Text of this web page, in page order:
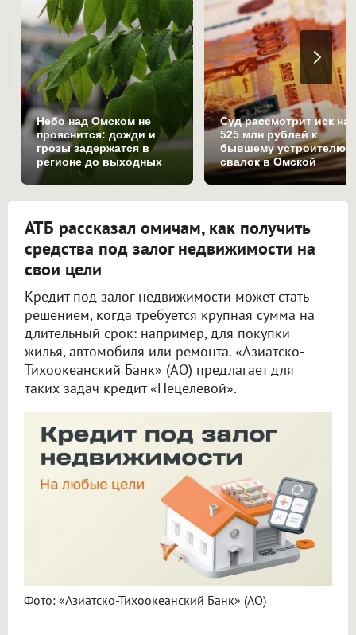
Небо над Омском не
прояснится: дожди и
грозы задержатся в
регионе до выходных
Суд рассмотрит иск на
525 млн рублей к
бывшему устроителю
свалок в Омской
области
АТБ рассказал омичам, как получить
средства под залог недвижимости на
свои цели
Кредит под залог недвижимости может стать
решением, когда требуется крупная сумма на
длительный срок: например, для покупки
жилья, автомобиля или ремонта. «Азиатско-
Тихоокеанский Банк» (АО) предлагает для
таких задач кредит «Нецелевой».
Фото: «Азиатско-Тихоокеанский Банк» (АО)